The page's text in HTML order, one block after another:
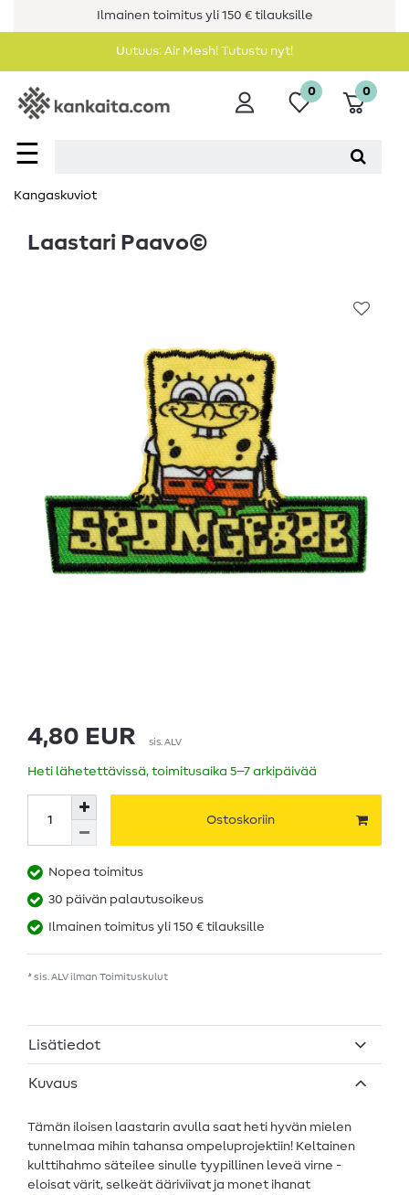
Ilmainen toimitus yli 150 € tilauksille
Uutuus: Air Mesh! Tutustu nyt!
☰
0 0
Kangaskuviot
Laastari Paavo©
4,80 EUR sis. ALV
Heti lähetettävissä, toimitusaika 5–7 arkipäivää
Ostoskoriin
Nopea toimitus
30 päivän palautusoikeus
Ilmainen toimitus yli 150 € tilauksille
* sis. ALV ilman Toimituskulut
Lisätiedot
Kuvaus
Tämän iloisen laastarin avulla saat heti hyvän mielen
tunnelmaa mihin tahansa ompeluprojektiin! Keltainen
kulttihahmo säteilee sinulle tyypillinen leveä virne -
eloisat värit, selkeät ääriviivat ja monet ihanat